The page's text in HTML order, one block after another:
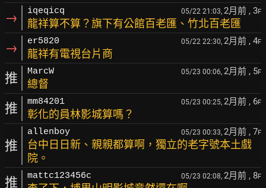
→ iqeqicq 05/22 21:03, 2月前 , 3F
龍祥算不算？旗下有公館百老匯、竹北百老匯
→ er5820 05/22 22:30, 2月前 , 4F
龍祥有電視台片商
推 MarcW 05/23 00:06, 2月前 , 5F
總督
推 mm84201 05/23 00:25, 2月前 , 6F
彰化的員林影城算嗎？
推
allenboy 05/23 00:33, 2月前 , 7F
台中日日新、親親都算啊，獨立的老字號本土戲
院。
推 mattc123456c 05/23 02:08, 2月前 , 8F